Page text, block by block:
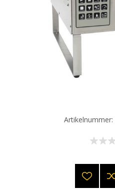
Artikelnummer: